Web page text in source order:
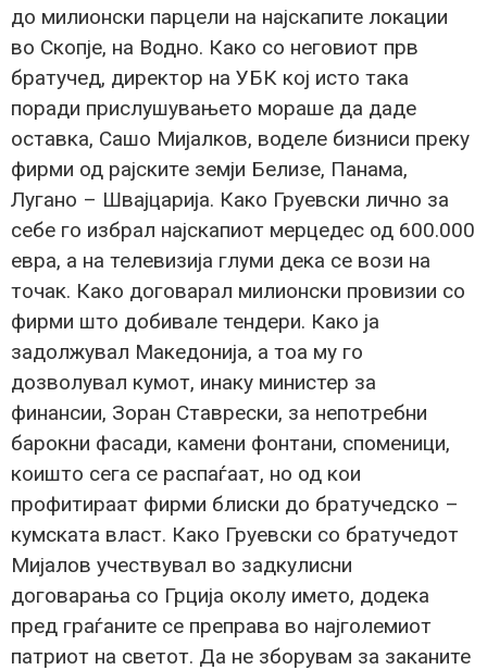
до милионски парцели на најскапите локации
во Скопје, на Водно. Како со неговиот прв
братучед, директор на УБК кој исто така
поради прислушувањето мораше да даде
оставка, Сашо Мијалков, воделе бизниси преку
фирми од рајските земји Белизе, Панама,
Лугано – Швајцарија. Како Груевски лично за
себе го избрал најскапиот мерцедес од 600.000
евра, а на телевизија глуми дека се вози на
точак. Како договарал милионски провизии со
фирми што добивале тендери. Како ја
задолжувал Македонија, а тоа му го
дозволувал кумот, инаку министер за
финансии, Зоран Ставрески, за непотребни
барокни фасади, камени фонтани, споменици,
коишто сега се распаѓаат, но од кои
профитираат фирми блиски до братучедско –
кумската власт. Како Груевски со братучедот
Мијалов учествувал во задкулисни
договарања со Грција околу името, додека
пред граѓаните се преправа во најголемиот
патриот на светот. Да не зборувам за заканите